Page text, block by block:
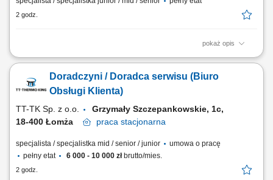
2 godz.
pokaż opis
Wsparcie procesu badań profilaktycznych i opieka nad pacjentami.
czy pobieranie krwi. Współpraca z lekarzem medycyny pracy w
codziennej organizacji świadczeń. Prowadzenie dokumentacji
Doradczyni / Doradca serwisu (Biuro
Obsługi Klienta)
TT-TK Sp. z o.o.
Grzymały Szczepankowskie, 1c,
18-400 Łomża
praca stacjonarna
specjalista / specjalistka mid / senior / junior
umowa o pracę
pełny etat
6 000 - 10 000 złbrutto/mies.
2 godz.